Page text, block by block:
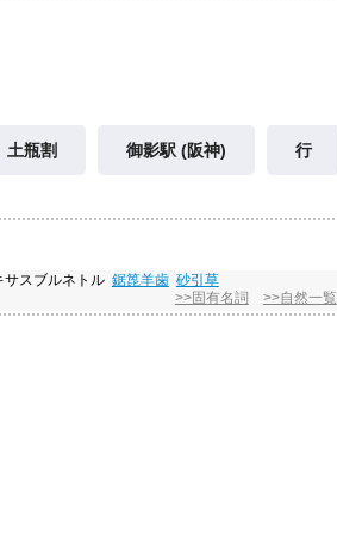
土瓶割 御影駅 (阪神) 行
スブルネトル 鋸箆羊歯 砂引草
>>固有名詞
>>自然一覧